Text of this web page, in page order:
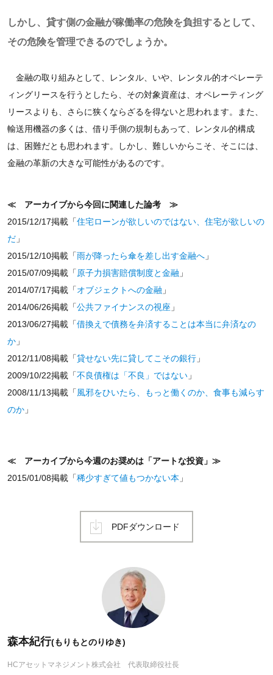
しかし、貸す側の金融が稼働率の危険を負担するとして、
その危険を管理できるのでしょうか。
金融の取り組みとして、レンタル、いや、レンタル的オペレーテ
ィングリースを行うとしたら、その対象資産は、オペレーティング
リースよりも、さらに狭くならざるを得ないと思われます。また、
輸送用機器の多くは、借り手側の規制もあって、レンタル的構成
は、困難だとも思われます。しかし、難しいからこそ、そこには、
金融の革新の大きな可能性があるのです。
≪ アーカイブから今回に関連した論考 ≫
2015/12/17掲載「住宅ローンが欲しいのではない、住宅が欲しいの
だ」
2015/12/10掲載「雨が降ったら傘を差し出す金融へ」
2015/07/09掲載「原子力損害賠償制度と金融 」
2014/07/17掲載「オブジェクトへの金融 」
2014/06/26掲載「公共ファイナンスの視座 」
2013/06/27掲載「借換えで債務を弁済することは本当に弁済なの
か」
2012/11/08掲載「貸せない先に貸してこその銀行」
2009/10/22掲載「不良債権は「不良」ではない」
2008/11/13掲載「風邪をひいたら、もっと働くのか、食事も減らす
のか」
≪ アーカイブから今週のお奨めは「アートな投資」≫
2015/01/08掲載「稀少すぎて値もつかない本 」
PDFダウンロード
森本紀行(もりもとのりゆき)
HCアセットマネジメント株式会社 代表取締役社長